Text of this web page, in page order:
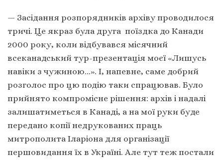
— Засідання розпорядників архіву проводилося
тричі. Це якраз була друга поїздка до Канади
2000 року, коли відбувався місячний
всеканадський тур-презентація моєї «Лишусь
навіки з чужиною…». І, напевне, саме добрий
розголос про цю подію таки спрацював. Було
прийнято компромісне рішення: архів і надалі
залишатиметься в Канаді, а на мої руки буде
передано копії недрукованих праць
митрополита Іларіона для організації
першовидання їх в Україні. Але тут теж постали